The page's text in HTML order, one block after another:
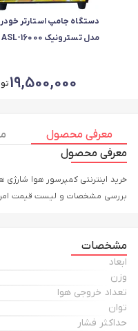
دستگاه جامپ استارتر
مدل تسترونیک ASL-16000
19,500,000
معرفی محصول
معرفی محصول
بررسی مشخصات و لیست قیمت
مشخصات
ابعاد
وزن
تعداد خروجی هوا
توان
حداکثر فشار